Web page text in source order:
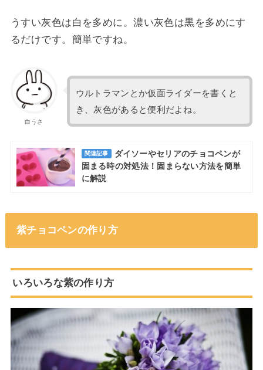
うすい灰色は白を多めに。濃い灰色は黒を多めにす
るだけです。簡単ですね。
白うさ
ウルトラマンとか仮面ライダーを書くと
き、灰色があると便利だよね。
関連記事
ダイソーやセリアのチョコペンが
固まる時の対処法！固まらない方法を簡単
に解説
紫チョコペンの作り方
いろいろな紫の作り方